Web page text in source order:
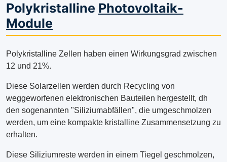
Polykristalline Photovoltaik-
Module
Polykristalline Zellen haben einen Wirkungsgrad zwischen
12 und 21%.
Diese Solarzellen werden durch Recycling von
weggeworfenen elektronischen Bauteilen hergestellt, dh
den sogenannten "Siliziumabfällen", die umgeschmolzen
werden, um eine kompakte kristalline Zusammensetzung zu
erhalten.
Diese Siliziumreste werden in einem Tiegel geschmolzen,